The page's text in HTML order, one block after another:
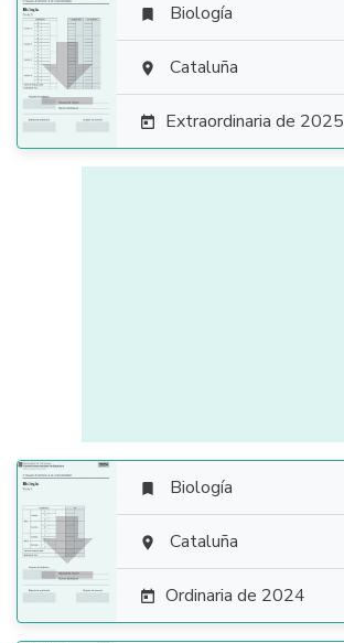

 Biología
 Cataluña
 Extraordinaria de 2025

 Biología
 Cataluña
 Ordinaria de 2024